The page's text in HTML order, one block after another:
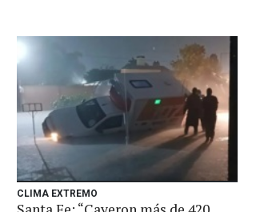
CLIMA EXTREMO